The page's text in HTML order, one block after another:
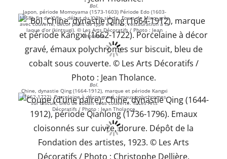
Bol.
Japon, période Momoyama (1573-1603) Période Edo (1603-
1868), fin du XVIe – début du XVIIe siècle. Fours de Mino, grès
avec couverte, décor peint de type e-Shino ; restauration à la
laque d’or (kintsugi). © Les Arts Décoratifs / Photo : Jean
Tholance.
Bol.
Chine, dynastie Qing (1664-1912), marque et période Kangxi
(1662-1722). Porcelaine à décor gravé, émaux polychromes
sur biscuit, bleu de cobalt sous couverte. © Les Arts
Décoratifs / Photo : Jean Tholance.